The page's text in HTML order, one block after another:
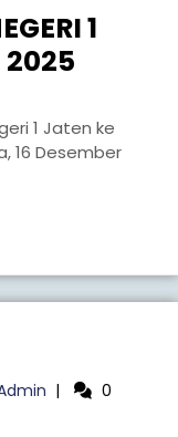
1
2025
16 Desember
|
0